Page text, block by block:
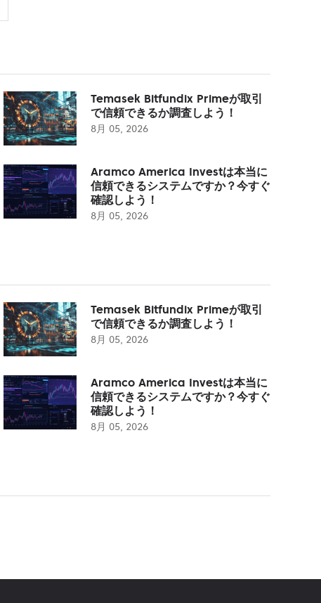
Temasek Bitfundix Primeが取引
で信頼できるか調査しよう！
8月 05, 2026
Aramco America Investは本当に
信頼できるシステムですか？今すぐ
確認しよう！
8月 05, 2026
Temasek Bitfundix Primeが取引
で信頼できるか調査しよう！
8月 05, 2026
Aramco America Investは本当に
信頼できるシステムですか？今すぐ
確認しよう！
8月 05, 2026